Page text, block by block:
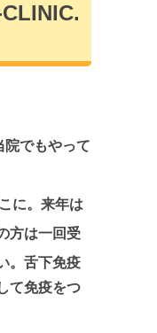
院でもやって
に。来年は
方は一回受
。舌下免疫
て免疫をつ